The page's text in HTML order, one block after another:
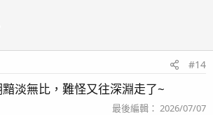
#14
淡無比，難怪又往深淵走了~
最後編輯： 2026/07/07